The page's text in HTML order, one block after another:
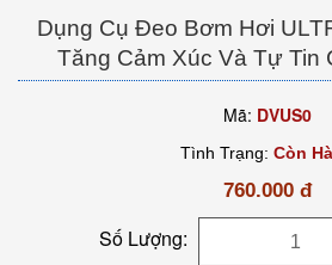
Dụng Cụ Đeo Bơm Hơi
Tăng Cảm Xúc Và Tự Tin
Mã: DVUS0
Tình Trạng: Còn
760.000 đ
Số Lượng: